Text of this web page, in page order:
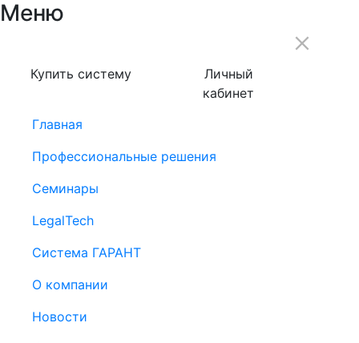
Меню
Купить систему
Личный
кабинет
Главная
Профессиональные решения
Семинары
LegalTech
Система ГАРАНТ
О компании
Новости